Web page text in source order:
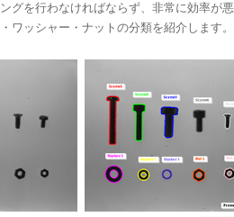
グを行わなければならず、非常に効率が
ワッシャー・ナットの分類を紹介します。